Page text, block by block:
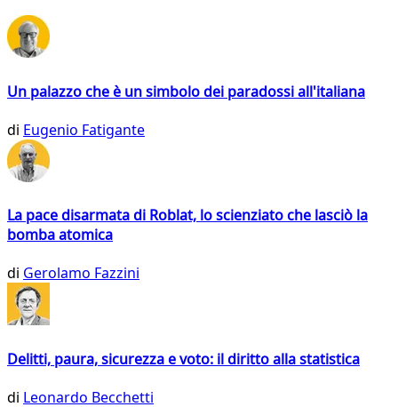
Un palazzo che è un simbolo dei paradossi all'italiana
di Eugenio Fatigante
La pace disarmata di Roblat, lo scienziato che lasciò la
bomba atomica
di Gerolamo Fazzini
Delitti, paura, sicurezza e voto: il diritto alla statistica
di Leonardo Becchetti